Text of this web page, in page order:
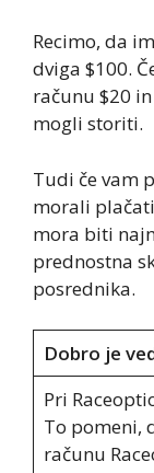
Recimo, da
dviga $100.
računu $20
mogli storiti.
Tudi če vam
morali
mora biti
prednostna
posrednika.
Dobro je
Pri
To pomeni,
računu